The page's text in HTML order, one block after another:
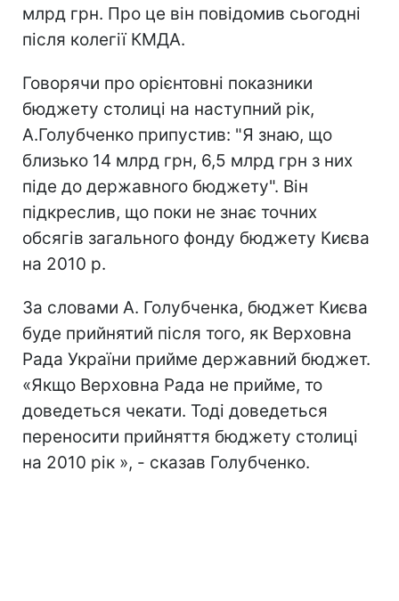
млрд грн. Про це він повідомив сьогодні
після колегії КМДА.
Говорячи про орієнтовні показники
бюджету столиці на наступний рік,
А.Голубченко припустив: "Я знаю, що
близько 14 млрд грн, 6,5 млрд грн з них
піде до державного бюджету". Він
підкреслив, що поки не знає точних
обсягів загального фонду бюджету Києва
на 2010 р.
За словами А. Голубченка, бюджет Києва
буде прийнятий після того, як Верховна
Рада України прийме державний бюджет.
«Якщо Верховна Рада не прийме, то
доведеться чекати. Тоді доведеться
переносити прийняття бюджету столиці
на 2010 рік », - сказав Голубченко.